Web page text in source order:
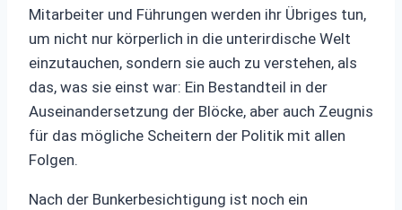
Mitarbeiter und Führungen werden ihr Übriges tun,
um nicht nur körperlich in die unterirdische Welt
einzutauchen, sondern sie auch zu verstehen, als
das, was sie einst war: Ein Bestandteil in der
Auseinandersetzung der Blöcke, aber auch Zeugnis
für das mögliche Scheitern der Politik mit allen
Folgen.
Nach der Bunkerbesichtigung ist noch ein